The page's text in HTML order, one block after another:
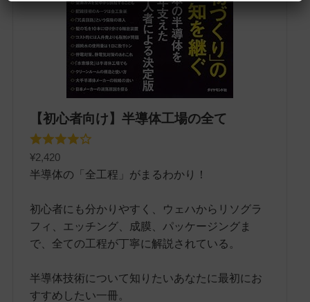
【初心者向け】半導体工場の全て
¥2,420
半導体の「全工程」がまるわかり！
初心者にも分かりやすく、ウェハからリソグラ
フィ、エッチング、成膜、パッケージングま
で、全ての工程が丁寧に解説されている。
半導体技術について知りたいあなたに最初にお
すすめしたい一冊。